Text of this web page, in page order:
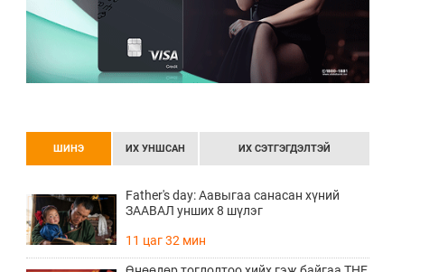
ШИНЭ ИХ УНШСАН ИХ СЭТГЭГДЭЛТЭЙ
Father's day: Аавыгаа санасан хүний
ЗААВАЛ унших 8 шүлэг
11 цаг 32 мин